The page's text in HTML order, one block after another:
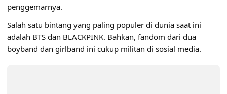
penggemarnya.
Salah satu bintang yang paling populer di dunia saat ini
adalah BTS dan BLACKPINK. Bahkan, fandom dari dua
boyband dan girlband ini cukup militan di sosial media.